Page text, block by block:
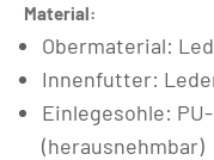
Material:
Obermaterial:
Innenfutter:
Einlegesohle:
(herausnehmbar)